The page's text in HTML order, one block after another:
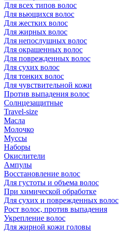
Для всех типов волос
Для вьющихся волос
Для жестких волос
Для жирных волос
Для непослушных волос
Для окрашенных волос
Для поврежденных волос
Для сухих волос
Для тонких волос
Для чувствительной кожи
Против выпадения волос
Солнцезащитные
Travel-size
Масла
Молочко
Муссы
Наборы
Окислители
Ампулы
Восстановление волос
Для густоты и объема волос
При химической обработке
Для сухих и поврежденных волос
Рост волос, против выпадения
Укрепление волос
Для жирной кожи головы